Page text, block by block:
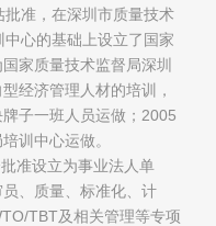
批准，在深圳市质量技术
中心的基础上设立了国家
家质量技术监督局深圳
经济管理人材的培训，
子一班人员运做；2005
训中心运做。
准设立为事业法人单
、质量、标准化、计
TBT及相关管理等专项